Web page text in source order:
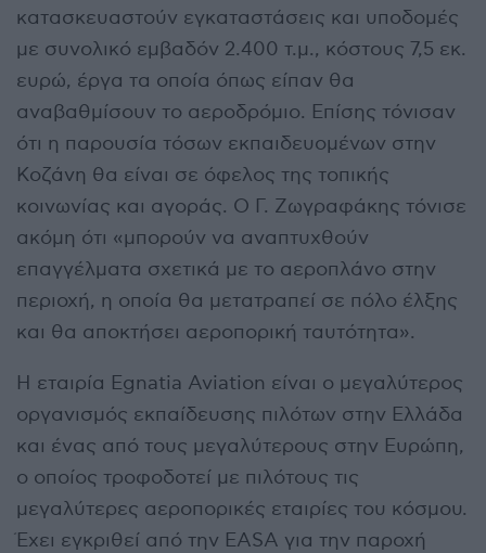
κατασκευαστούν εγκαταστάσεις και υποδομές
με συνολικό εμβαδόν 2.400 τ.μ., κόστους 7,5 εκ.
ευρώ, έργα τα οποία όπως είπαν θα
αναβαθμίσουν το αεροδρόμιο. Επίσης τόνισαν
ότι η παρουσία τόσων εκπαιδευομένων στην
Κοζάνη θα είναι σε όφελος της τοπικής
κοινωνίας και αγοράς. Ο Γ. Ζωγραφάκης τόνισε
ακόμη ότι «μπορούν να αναπτυχθούν
επαγγέλματα σχετικά με το αεροπλάνο στην
περιοχή, η οποία θα μετατραπεί σε πόλο έλξης
και θα αποκτήσει αεροπορική ταυτότητα».
Η εταιρία Egnatia Aviation είναι ο μεγαλύτερος
οργανισμός εκπαίδευσης πιλότων στην Ελλάδα
και ένας από τους μεγαλύτερους στην Ευρώπη,
ο οποίος τροφοδοτεί με πιλότους τις
μεγαλύτερες αεροπορικές εταιρίες του κόσμου.
Έχει εγκριθεί από την EASA για την παροχή